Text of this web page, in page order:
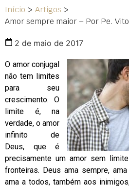
Início > Artigos >
Amor sempre maior – Por Pe.
2 de maio de 2017
O amor conjugal
não tem limites
para seu
crescimento. O
limite é, na
verdade, o amor
infinito de
Deus, que é
precisamente um amor sem
fronteiras. Deus ama sempre,
ama a todos, também aos